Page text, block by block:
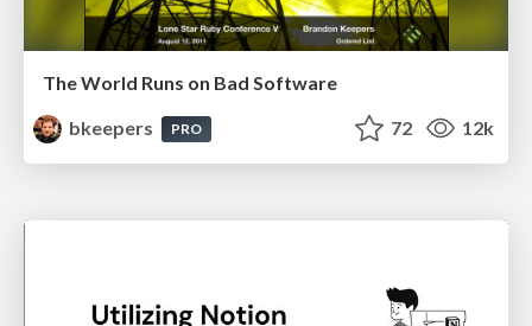
The World Runs on Bad Software
bkeepers
PRO 72 12k